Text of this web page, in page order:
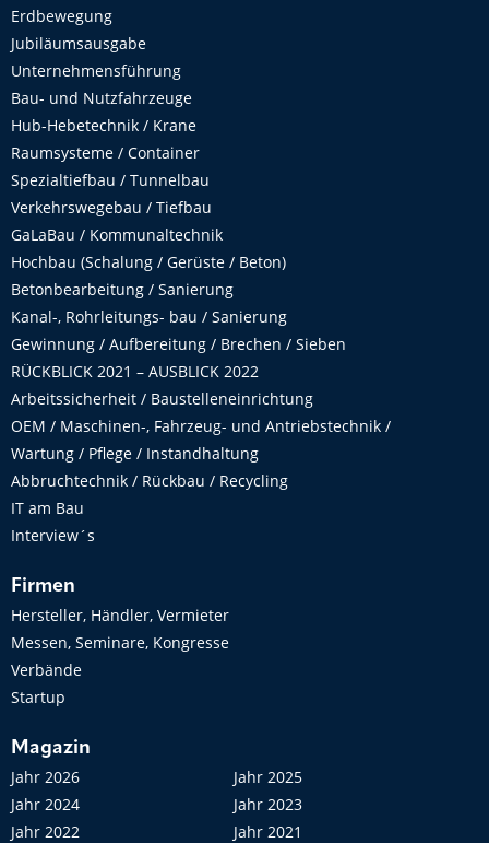
Erdbewegung
Jubiläumsausgabe
Unternehmensführung
Bau- und Nutzfahrzeuge
Hub-Hebetechnik / Krane
Raumsysteme / Container
Spezialtiefbau / Tunnelbau
Verkehrswegebau / Tiefbau
GaLaBau / Kommunaltechnik
Hochbau (Schalung / Gerüste / Beton)
Betonbearbeitung / Sanierung
Kanal-, Rohrleitungs- bau / Sanierung
Gewinnung / Aufbereitung / Brechen / Sieben
RÜCKBLICK 2021 – AUSBLICK 2022
Arbeitssicherheit / Baustelleneinrichtung
OEM / Maschinen-, Fahrzeug- und Antriebstechnik /
Wartung / Pflege / Instandhaltung
Abbruchtechnik / Rückbau / Recycling
IT am Bau
Interview´s
Firmen
Hersteller, Händler, Vermieter
Messen, Seminare, Kongresse
Verbände
Startup
Magazin
Jahr 2026
Jahr 2025
Jahr 2024
Jahr 2023
Jahr 2022
Jahr 2021